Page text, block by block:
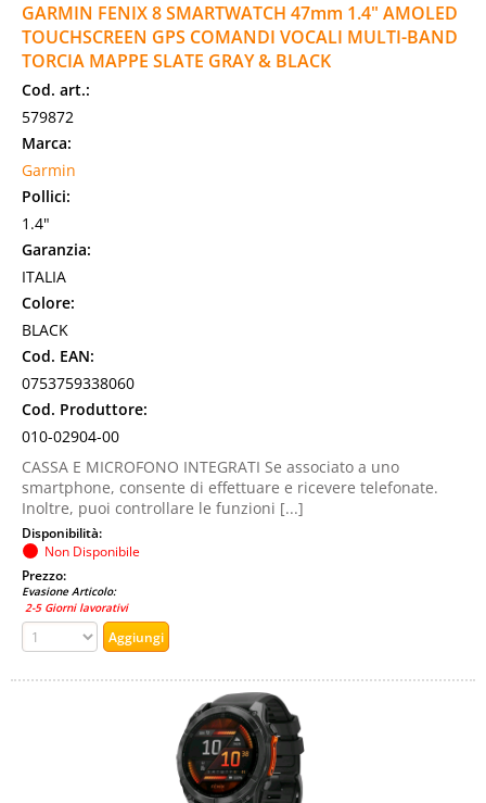
GARMIN FENIX 8 SMARTWATCH 47mm 1.4" AMOLED
TOUCHSCREEN GPS COMANDI VOCALI MULTI-BAND
TORCIA MAPPE SLATE GRAY & BLACK
Cod. art.:
579872
Marca:
Garmin
Pollici:
1.4"
Garanzia:
ITALIA
Colore:
BLACK
Cod. EAN:
0753759338060
Cod. Produttore:
010-02904-00
CASSA E MICROFONO INTEGRATI Se associato a uno
smartphone, consente di effettuare e ricevere telefonate.
Inoltre, puoi controllare le funzioni [...]
Disponibilità:
Non Disponibile
Prezzo:
Evasione Articolo:
2-5 Giorni lavorativi